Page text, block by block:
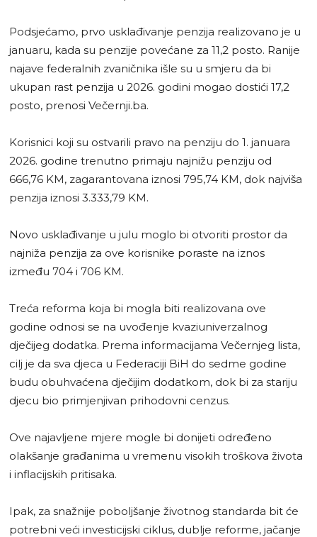
Podsjećamo, prvo usklađivanje penzija realizovano je u
januaru, kada su penzije povećane za 11,2 posto. Ranije
najave federalnih zvaničnika išle su u smjeru da bi
ukupan rast penzija u 2026. godini mogao dostići 17,2
posto, prenosi Večernji.ba.
Korisnici koji su ostvarili pravo na penziju do 1. januara
2026. godine trenutno primaju najnižu penziju od
666,76 KM, zagarantovana iznosi 795,74 KM, dok najviša
penzija iznosi 3.333,79 KM.
Novo usklađivanje u julu moglo bi otvoriti prostor da
najniža penzija za ove korisnike poraste na iznos
između 704 i 706 KM.
Treća reforma koja bi mogla biti realizovana ove
godine odnosi se na uvođenje kvaziuniverzalnog
dječijeg dodatka. Prema informacijama Večernjeg lista,
cilj je da sva djeca u Federaciji BiH do sedme godine
budu obuhvaćena dječijim dodatkom, dok bi za stariju
djecu bio primjenjivan prihodovni cenzus.
Ove najavljene mjere mogle bi donijeti određeno
olakšanje građanima u vremenu visokih troškova života
i inflacijskih pritisaka.
Ipak, za snažnije poboljšanje životnog standarda bit će
potrebni veći investicijski ciklus, dublje reforme, jačanje